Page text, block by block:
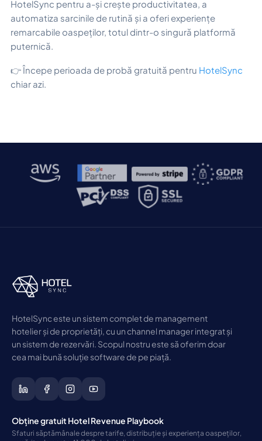
HotelSync pentru a-și crește productivitatea, a
automatiza sarcinile de rutină și a oferi experiențe
remarcabile oaspeților, totul dintr-o singură platformă
puternică.
👉 Începe perioada de probă gratuită pentru HotelSync
chiar azi.
HotelSync este un sistem complet de management
hotelier și de proprietăți, cu un channel manager integrat și
un sistem de rezervări. Scopul nostru este să oferim doar
cea mai bună soluție software de pe piață.
Obține gratuit Hotel Revenue Playbook
Sfaturi săptămânale despre tarife, distribuție și experiența oaspeților,